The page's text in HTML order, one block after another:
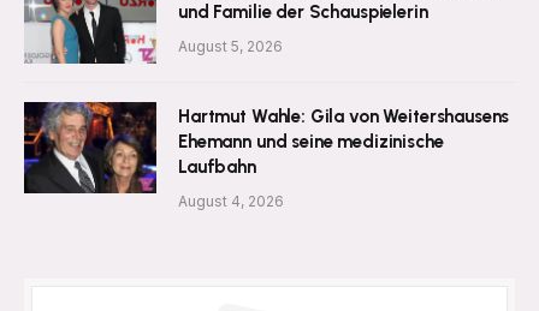
und Familie der Schauspielerin
August 5, 2026
Hartmut Wahle: Gila von Weitershausens
Ehemann und seine medizinische
Laufbahn
August 4, 2026